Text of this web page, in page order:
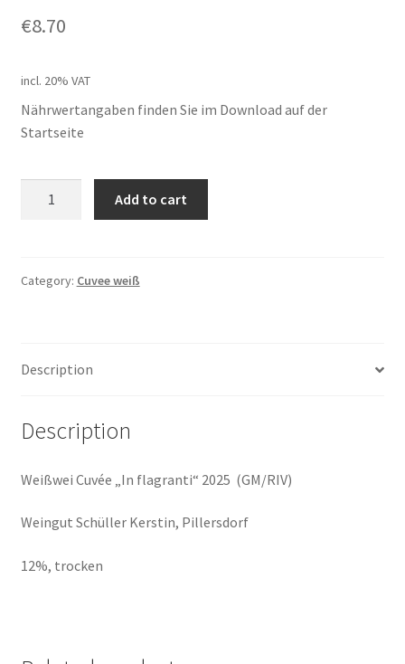
€8.70
incl. 20% VAT
Nährwertangaben finden Sie im Download auf der
Startseite
Cuvée
2025,
Add to cart
Category: Cuvee weiß
Description
Description
Weißwei Cuvée „In flagranti“ 2025 (GM/RIV)
Weingut Schüller Kerstin, Pillersdorf
12%, trocken